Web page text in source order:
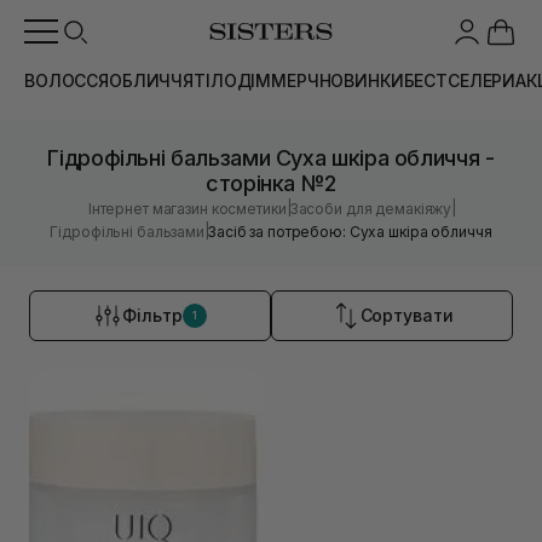
ВОЛОССЯОБЛИЧЧЯТІЛОДІММЕРЧНОВИНКИБЕСТСЕЛЕРИ
Гідрофільні бальзами Суха шкіра обличчя -
сторінка №2
Інтернет магазин косметики Засоби для демакіяжу
Гідрофільні бальзами |Засіб за потребою: Суха шкіра обличчя
Фільтр 1 Сортувати